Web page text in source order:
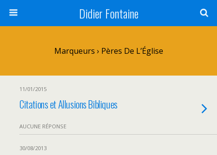
Didier Fontaine
Marqueurs › Pères De L’Église
11/01/2015
Citations et Allusions Bibliques
AUCUNE RÉPONSE
30/08/2013